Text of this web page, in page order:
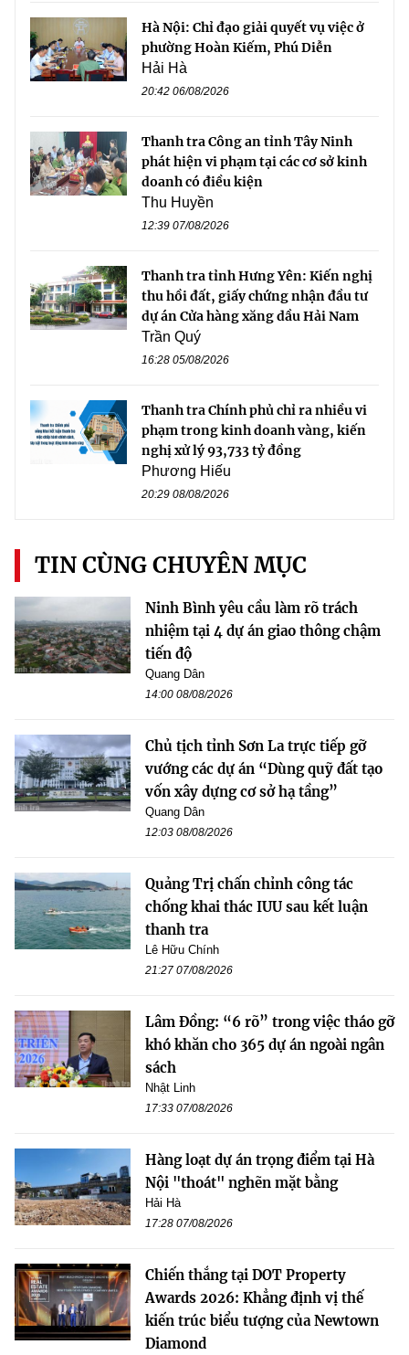
Hà Nội: Chỉ đạo giải quyết vụ việc ở
phường Hoàn Kiếm, Phú Diễn
Hải Hà
20:42 06/08/2026
Thanh tra Công an tỉnh Tây Ninh
phát hiện vi phạm tại các cơ sở kinh
doanh có điều kiện
Thu Huyền
12:39 07/08/2026
Thanh tra tỉnh Hưng Yên: Kiến nghị
thu hồi đất, giấy chứng nhận đầu tư
dự án Cửa hàng xăng dầu Hải Nam
Trần Quý
16:28 05/08/2026
Thanh tra Chính phủ chỉ ra nhiều vi
phạm trong kinh doanh vàng, kiến
nghị xử lý 93,733 tỷ đồng
Phương Hiếu
20:29 08/08/2026
TIN CÙNG CHUYÊN MỤC
Ninh Bình yêu cầu làm rõ trách
nhiệm tại 4 dự án giao thông chậm
tiến độ
Quang Dân
14:00 08/08/2026
Chủ tịch tỉnh Sơn La trực tiếp gỡ
vướng các dự án “Dùng quỹ đất tạo
vốn xây dựng cơ sở hạ tầng”
Quang Dân
12:03 08/08/2026
Quảng Trị chấn chỉnh công tác
chống khai thác IUU sau kết luận
thanh tra
Lê Hữu Chính
21:27 07/08/2026
Lâm Đồng: “6 rõ” trong việc tháo gỡ
khó khăn cho 365 dự án ngoài ngân
sách
Nhật Linh
17:33 07/08/2026
Hàng loạt dự án trọng điểm tại Hà
Nội "thoát" nghẽn mặt bằng
Hải Hà
17:28 07/08/2026
Chiến thắng tại DOT Property
Awards 2026: Khẳng định vị thế
kiến trúc biểu tượng của Newtown
Diamond